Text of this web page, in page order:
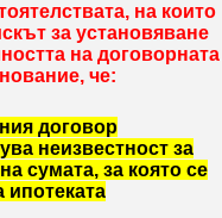
на които
за установяване
на договорната
че:
договор
неизвестност за
сумата, за която се
ипотеката